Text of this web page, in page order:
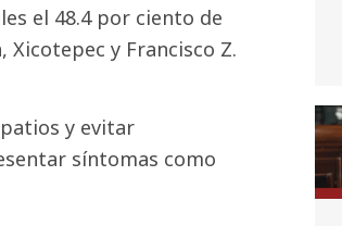
el 48.4 por ciento de
y Francisco Z.
y evitar
síntomas como